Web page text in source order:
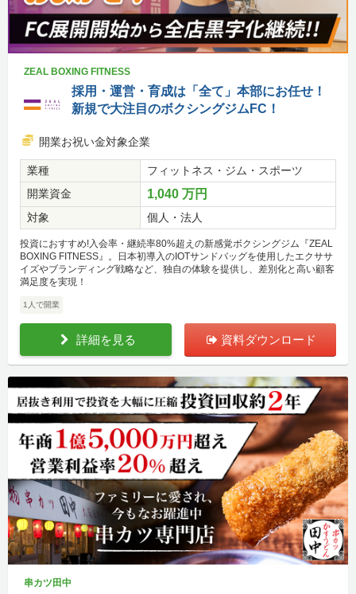
ZEAL BOXING FITNESS
採用・運営・育成は「全て」本部にお任せ！
新規で大注目のボクシングジムFC！
開業お祝い金対象企業
業種
フィットネス・ジム・スポーツ
開業資金
1,040 万円
対象 個人・法人
投資におすすめ!入会率・継続率80%超えの新感覚ボクシングジム『ZEAL
BOXING FITNESS』。日本初導入のIOTサンドバッグを使用したエクササ
イズやブランディング戦略など、独自の体験を提供し、差別化と高い顧客
満足度を実現！
1人で開業
詳細を見る 資料ダウンロード
串カツ田中